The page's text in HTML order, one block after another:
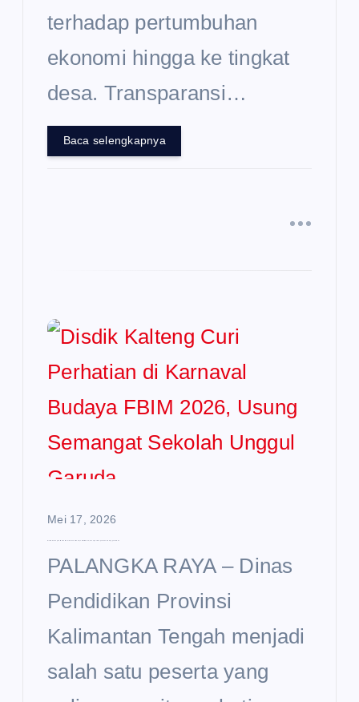
terhadap pertumbuhan
ekonomi hingga ke tingkat
desa. Transparansi…
Baca selengkapnya
Mei 17, 2026
PALANGKA RAYA – Dinas
Pendidikan Provinsi
Kalimantan Tengah menjadi
salah satu peserta yang